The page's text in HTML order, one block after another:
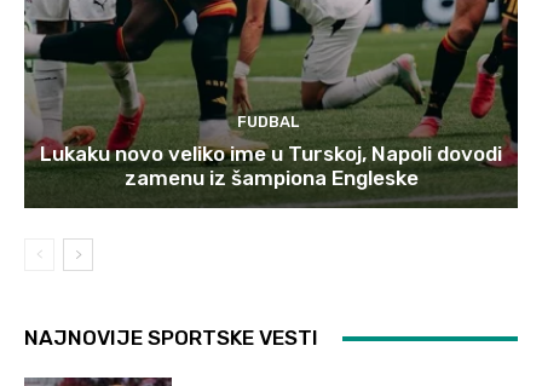
FUDBAL
Lukaku novo veliko ime u Turskoj, Napoli dovodi
zamenu iz šampiona Engleske
NAJNOVIJE SPORTSKE VESTI